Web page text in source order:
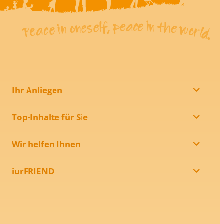
Ihr Anliegen
Top-Inhalte für Sie
Wir helfen Ihnen
iurFRIEND